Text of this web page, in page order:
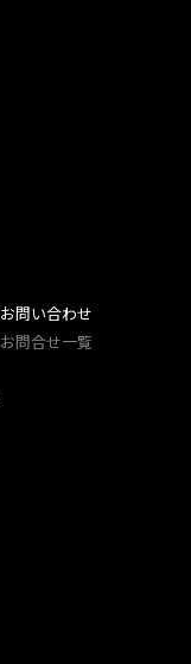
お問い合わせ
お問合せ一覧